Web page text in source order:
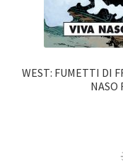
WEST: FUMETTI DI
NASO